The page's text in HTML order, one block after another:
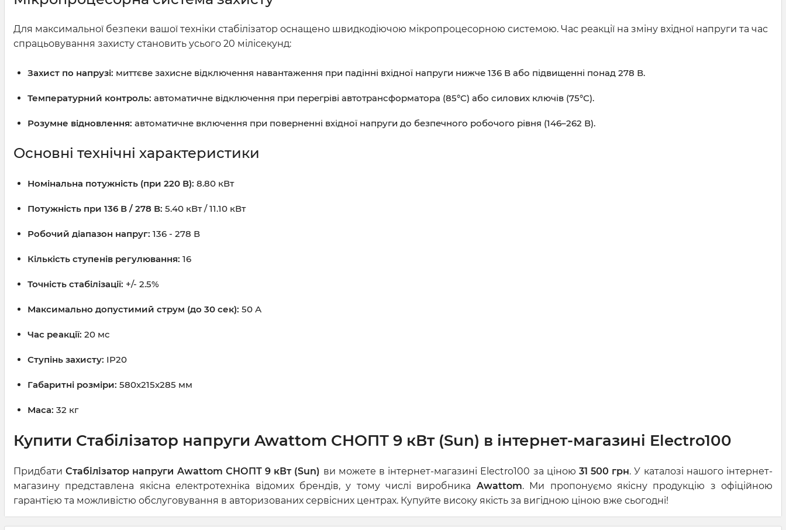
Для максимальної безпеки вашої техніки стабілізатор оснащено швидкодіючою мікропроцесорною системою. Час реакції на зміну вхідної напруги та час
спрацьовування захисту становить усього 20 мілісекунд:
Захист по напрузі: миттєве захисне відключення навантаження при падінні вхідної напруги нижче 136 В або підвищенні понад 278 В.
Температурний контроль: автоматичне відключення при перегріві автотрансформатора (85°С) або силових ключів (75°С).
Розумне відновлення: автоматичне включення при поверненні вхідної напруги до безпечного робочого рівня (146–262 В).
Основні технічні характеристики
Номінальна потужність (при 220 В): 8.80 кВт
Потужність при 136 В / 278 В: 5.40 кВт / 11.10 кВт
Робочий діапазон напруг: 136 - 278 В
Кількість ступенів регулювання: 16
Точність стабілізації: +/- 2.5%
Максимально допустимий струм (до 30 сек): 50 А
Час реакції: 20 мс
Ступінь захисту: IP20
Габаритні розміри: 580x215x285 мм
Маса: 32 кг
Купити Стабілізатор напруги Awattom СНОПТ 9 кВт (Sun) в інтернет-магазині Electro100
ПридбатиСтабілізатор напруги Awattom СНОПТ 9 кВт (Sun) ви можете в інтернет-магазині Electro100 за ціною 31 500 грн. У каталозі нашого інтернет-
магазину представлена якісна електротехніка відомих брендів, у тому числі виробника Awattom. Ми пропонуємо якісну продукцію з офіційною
гарантією та можливістю обслуговування в авторизованих сервісних центрах. Купуйте високу якість за вигідною ціною вже сьогодні!